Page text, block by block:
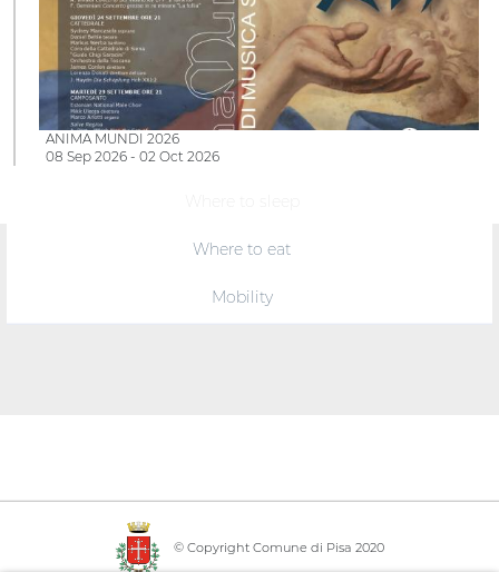
ANIMA MUNDI 2026
08 Sep 2026 - 02 Oct 2026
Where to eat
Mobility
© Copyright Comune di Pisa 2020